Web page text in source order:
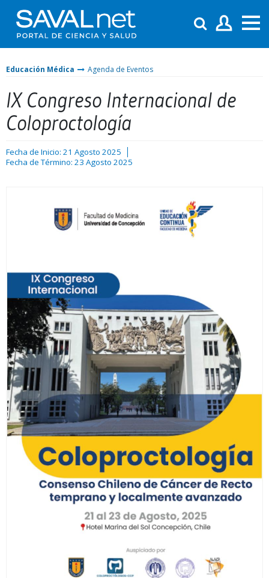
Educación Médica Agenda de Eventos
IX Congreso Internacional de
Coloproctología
Fecha de Inicio: 21 Agosto 2025
Fecha de Término: 23 Agosto 2025